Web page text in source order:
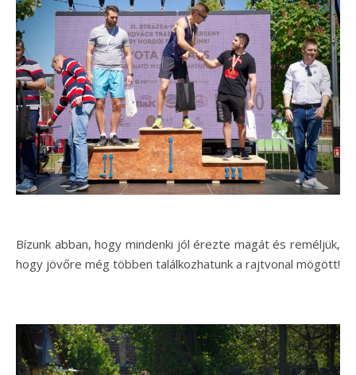
Bízunk abban, hogy mindenki jól érezte magát és reméljük,
hogy jövőre még többen találkozhatunk a rajtvonal mögött!